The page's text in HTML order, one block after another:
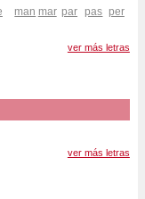
man mar par pas per
ver más letras
ver más letras